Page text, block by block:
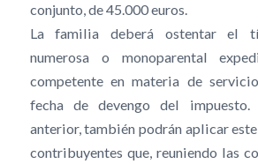
conjunto, de 45.000 euros.
La familia deberá ostentar el
numerosa o monoparental
competente en materia de
fecha de devengo del
anterior, también podrán aplicar
contribuyentes que, reuniendo las